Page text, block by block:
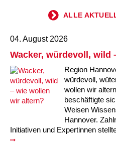
ALLE
04. August 2026
Wacker, würdevoll, wild
Region
würdevoll,
wollen wir
beschäftigte
Weisen
Hannover.
Initiativen und Expertinnen